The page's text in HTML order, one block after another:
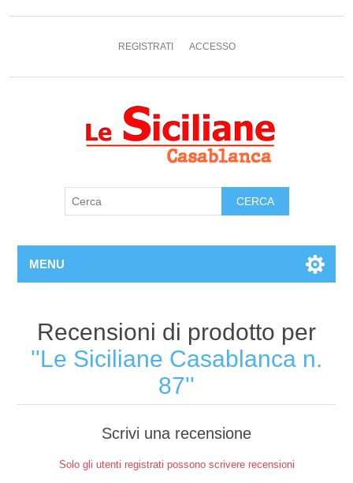
REGISTRATI ACCESSO
MENU
Recensioni di prodotto per
Le Siciliane Casablanca n.
87
Scrivi una recensione
Solo gli utenti registrati possono scrivere recensioni